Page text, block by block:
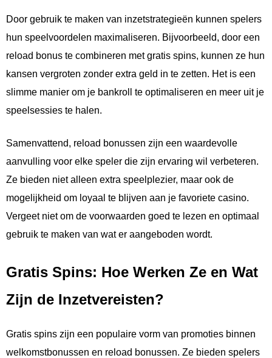
Door gebruik te maken van inzetstrategieën kunnen spelers
hun speelvoordelen maximaliseren. Bijvoorbeeld, door een
reload bonus te combineren met gratis spins, kunnen ze hun
kansen vergroten zonder extra geld in te zetten. Het is een
slimme manier om je bankroll te optimaliseren en meer uit je
speelsessies te halen.
Samenvattend, reload bonussen zijn een waardevolle
aanvulling voor elke speler die zijn ervaring wil verbeteren.
Ze bieden niet alleen extra speelplezier, maar ook de
mogelijkheid om loyaal te blijven aan je favoriete casino.
Vergeet niet om de voorwaarden goed te lezen en optimaal
gebruik te maken van wat er aangeboden wordt.
Gratis Spins: Hoe Werken Ze en Wat
Zijn de Inzetvereisten?
Gratis spins zijn een populaire vorm van promoties binnen
welkomstbonussen en reload bonussen. Ze bieden spelers